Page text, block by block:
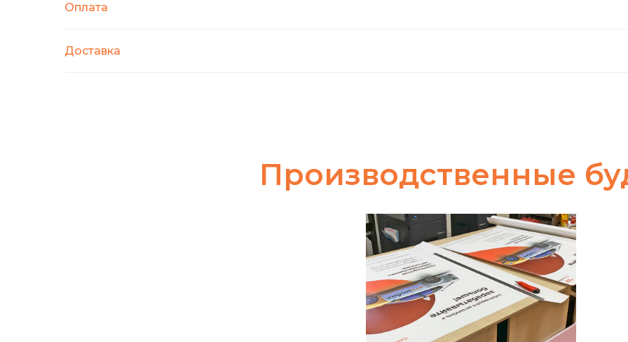
Оплата
Доставка
Производственные